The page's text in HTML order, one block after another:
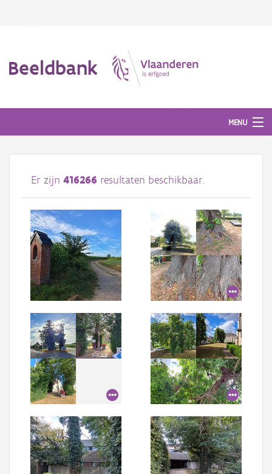
Beeldbank
MENU
Afbeeldingen
#BeeldIndeKijker
Hergebruik
Over ons
Aanmelden
Er zijn 416266 resultaten beschikbaar.